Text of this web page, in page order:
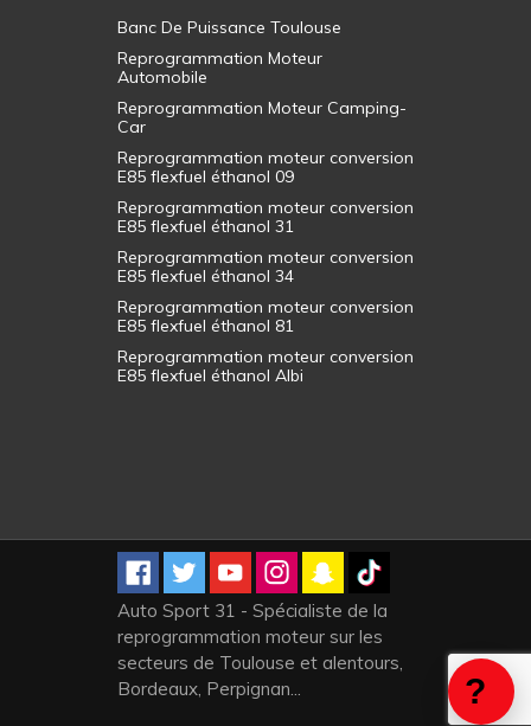
Banc De Puissance Toulouse
Reprogrammation Moteur
Automobile
Reprogrammation Moteur Camping-
Car
Reprogrammation moteur conversion
E85 flexfuel éthanol 09
Reprogrammation moteur conversion
E85 flexfuel éthanol 31
Reprogrammation moteur conversion
E85 flexfuel éthanol 34
Reprogrammation moteur conversion
E85 flexfuel éthanol 81
Reprogrammation moteur conversion
E85 flexfuel éthanol Albi
Auto Sport 31 - Spécialiste de la
reprogrammation moteur sur les
secteurs de Toulouse et alentours,
Bordeaux, Perpignan...